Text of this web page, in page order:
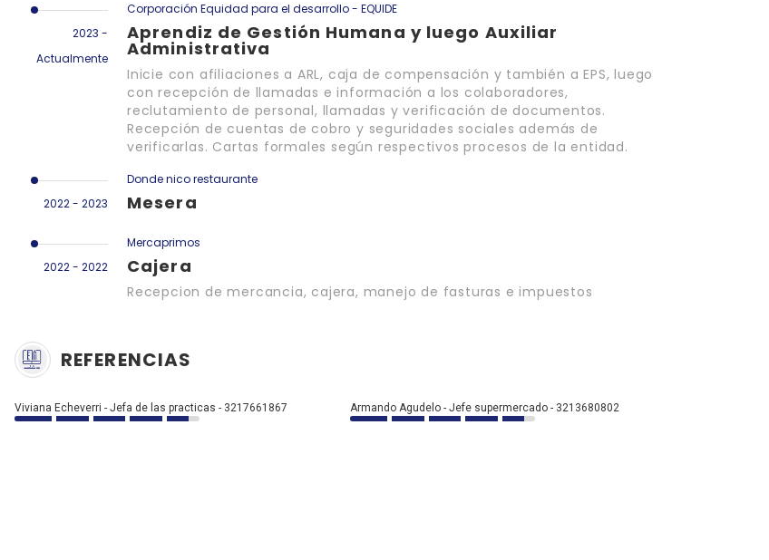
2023 -
Actualmente
Corporación Equidad para el desarrollo - EQUIDE
Aprendiz de Gestión Humana y luego Auxiliar
Administrativa
Inicie con afiliaciones a ARL, caja de compensación y también a EPS, luego
con recepción de llamadas e información a los colaboradores,
reclutamiento de personal, llamadas y verificación de documentos.
Recepción de cuentas de cobro y seguridades sociales además de
verificarlas. Cartas formales según respectivos procesos de la entidad.
2022 - 2023
Donde nico restaurante
Mesera
2022 - 2022
Mercaprimos
Cajera
Recepcion de mercancia, cajera, manejo de fasturas e impuestos
REFERENCIAS
Viviana Echeverri - Jefa de las practicas - 3217661867 Armando Agudelo - Jefe supermercado - 3213680802